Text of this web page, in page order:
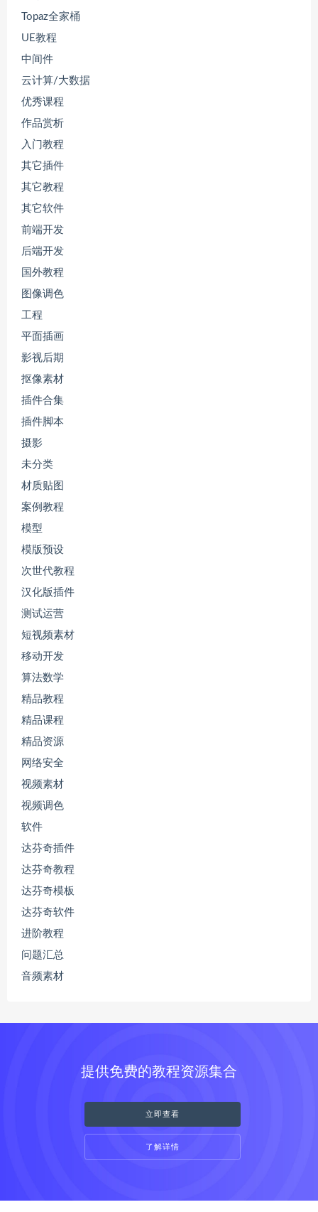
Topaz全家桶
UE教程
中间件
云计算/大数据
优秀课程
作品赏析
入门教程
其它插件
其它教程
其它软件
前端开发
后端开发
国外教程
图像调色
工程
平面插画
影视后期
抠像素材
插件合集
插件脚本
摄影
未分类
材质贴图
案例教程
模型
模版预设
次世代教程
汉化版插件
测试运营
短视频素材
移动开发
算法数学
精品教程
精品课程
精品资源
网络安全
视频素材
视频调色
软件
达芬奇插件
达芬奇教程
达芬奇模板
达芬奇软件
进阶教程
问题汇总
音频素材
提供免费的教程资源集合
立即查看
了解详情